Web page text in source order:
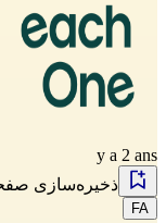
y a 2 ans
ذخیره‌سازی
FA